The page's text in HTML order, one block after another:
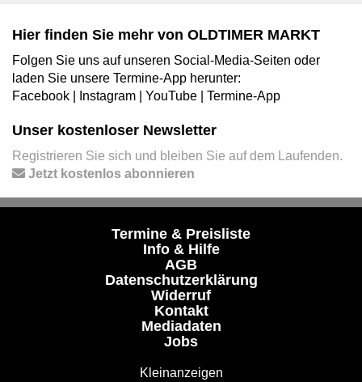
Hier finden Sie mehr von OLDTIMER MARKT
Folgen Sie uns auf unseren Social-Media-Seiten oder
laden Sie unsere Termine-App herunter:
Facebook
Instagram YouTube Termine-App
Unser kostenloser Newsletter
Registrieren Sie sich und bleiben Sie auf dem Laufenden.
Jetzt kostenlos abonnieren
Termine & Preisliste
Info & Hilfe
AGB
Datenschutzerklärung
Widerruf
Kontakt
Mediadaten
Jobs
Kleinanzeigen